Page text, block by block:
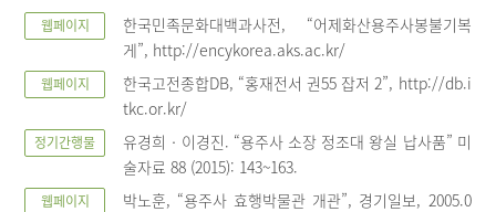
웹페이지
한국민족문화대백과사전, “어제화산용주사봉불기복
게”, http://encykorea.aks.ac.kr/
웹페이지
한국고전종합DB, “홍재전서 권55 잡저 2”, http://db.i
tkc.or.kr/
정기간행물
유경희‧이경진. “용주사 소장 정조대 왕실 납사품” 미
술자료 88 (2015): 143~163.
웹페이지
박노훈, “용주사 효행박물관 개관”, 경기일보, 2005.0